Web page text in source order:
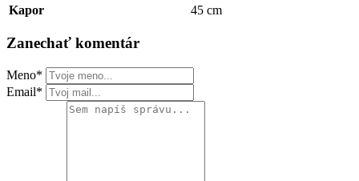
Kapor
45 cm
Zanechať komentár
Meno*
Email*